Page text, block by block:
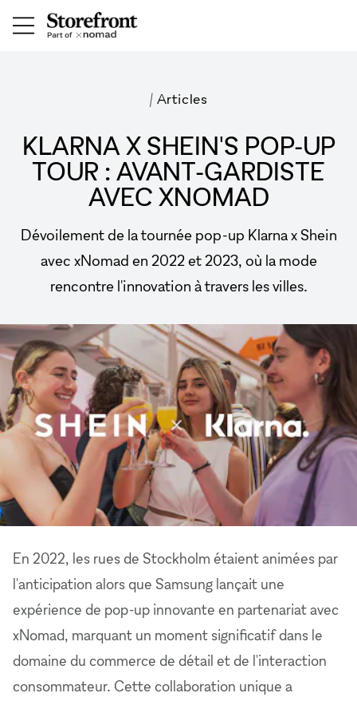
/ Articles
KLARNA X SHEIN'S POP-UP
TOUR : AVANT-GARDISTE
AVEC XNOMAD
Dévoilement de la tournée pop-up Klarna x Shein
avec xNomad en 2022 et 2023, où la mode
rencontre l'innovation à travers les villes.
En 2022, les rues de Stockholm étaient animées par
l'anticipation alors que Samsung lançait une
expérience de pop-up innovante en partenariat avec
xNomad, marquant un moment significatif dans le
domaine du commerce de détail et de l'interaction
consommateur. Cette collaboration unique a